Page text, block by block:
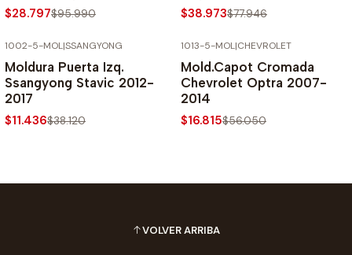
$28.797$95.990
$38.973$77.946
1002-5-MOL|SSANGYONG
Moldura Puerta Izq.
Ssangyong Stavic 2012-
2017
$11.436$38.120
1013-5-MOL|CHEVROLET
Mold.Capot Cromada
Chevrolet Optra 2007-
2014
$16.815$56.050
VOLVER ARRIBA